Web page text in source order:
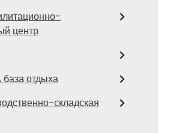
центр
база отдыха
складская